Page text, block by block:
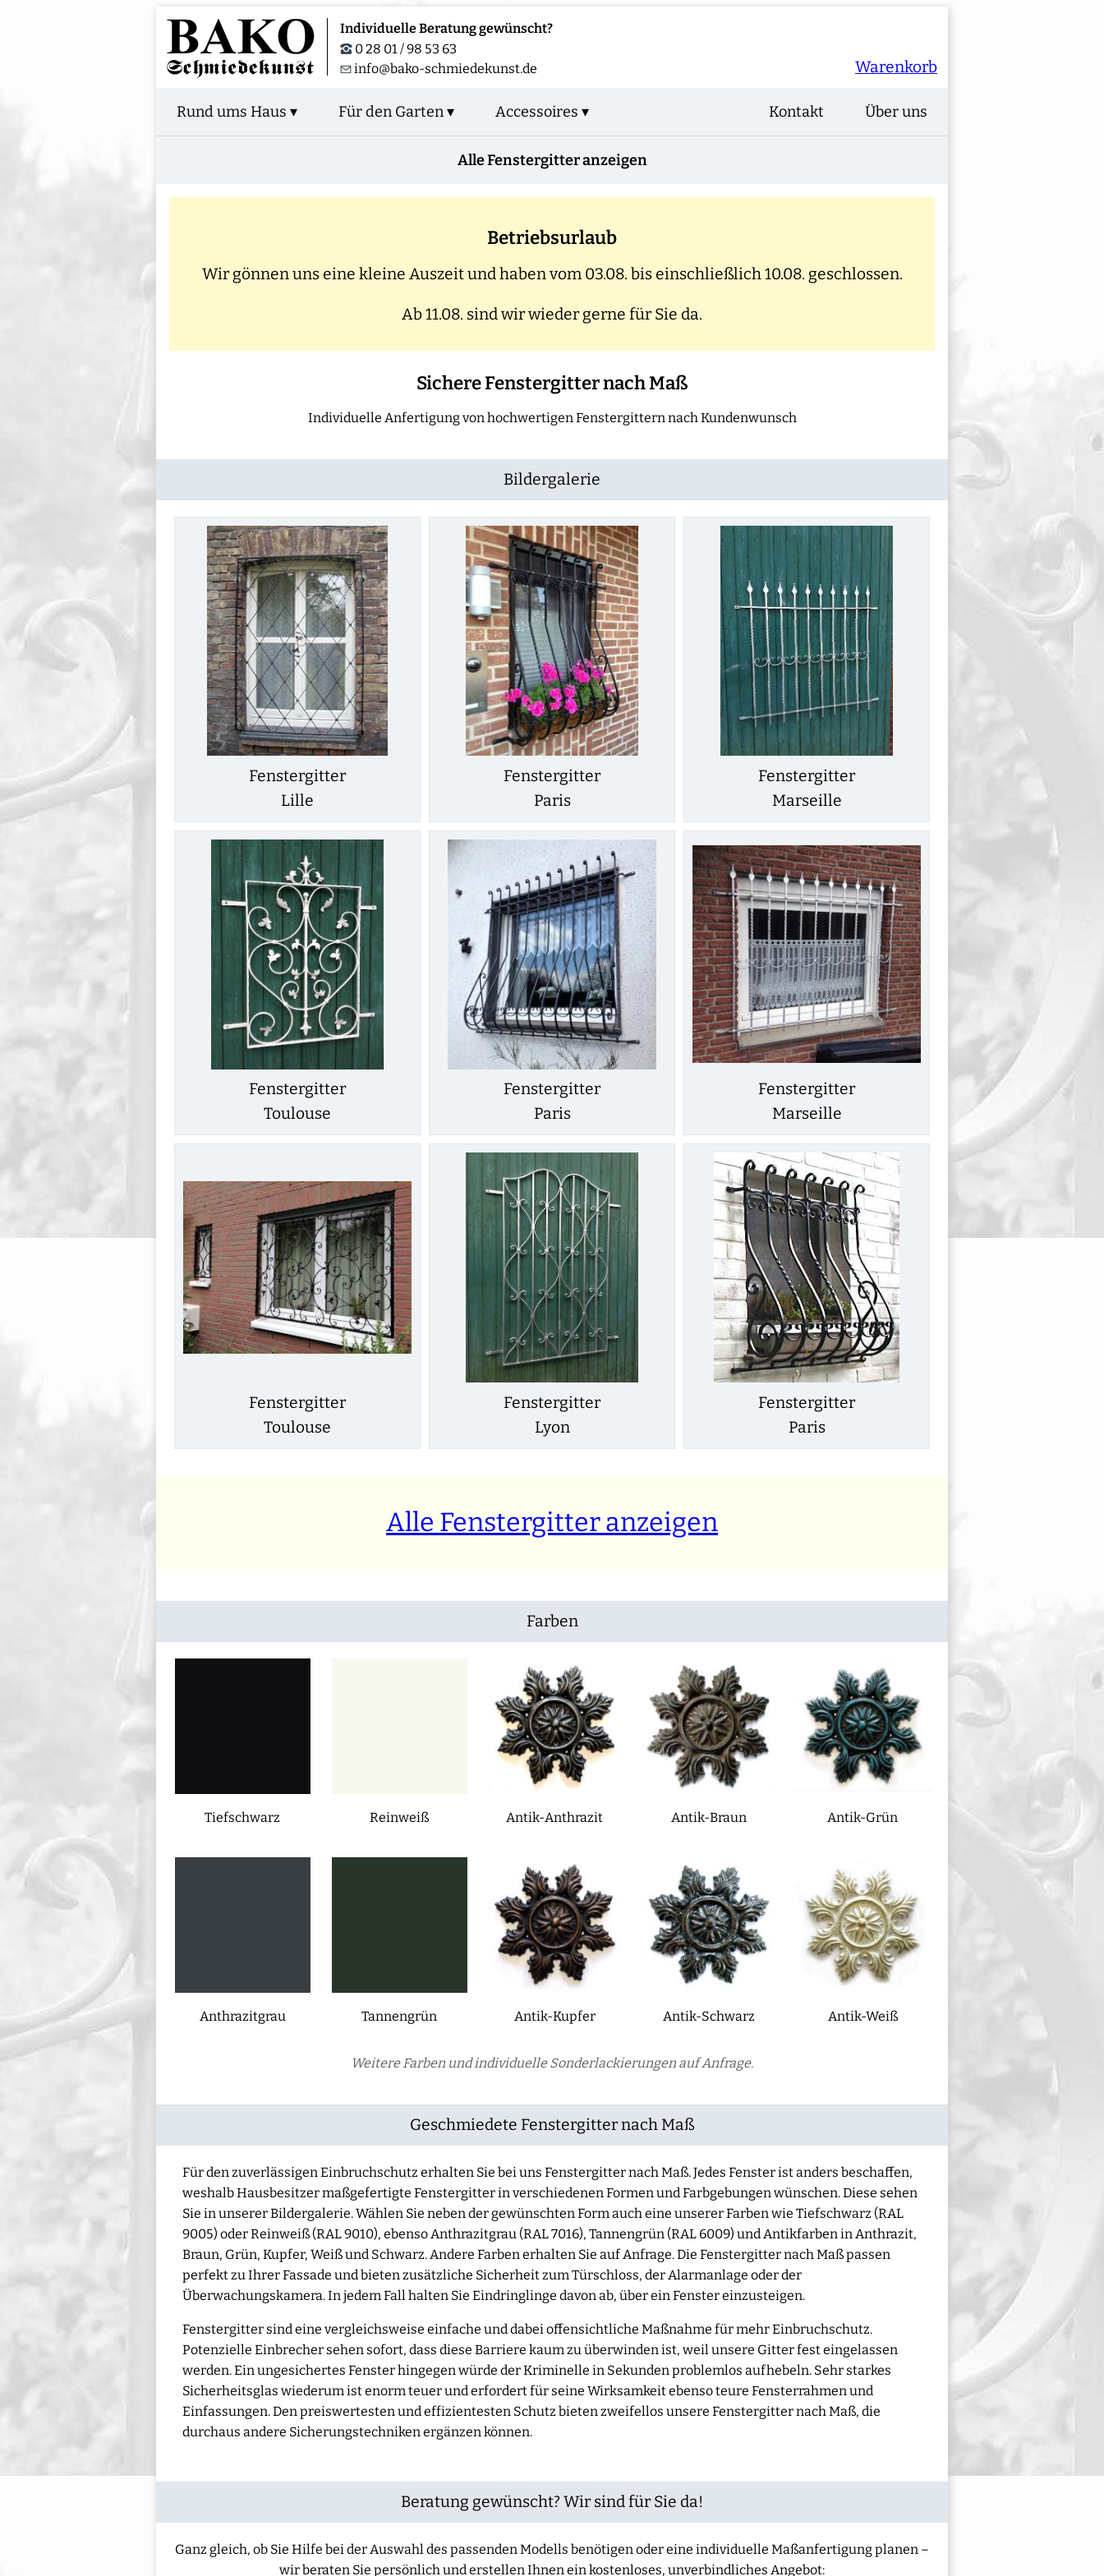
Individuelle Beratung gewünscht?
0 28 01 / 98 53 63
info@bako-schmiedekunst.de
Warenkorb
Rund ums Haus ▾ Für den Garten ▾ Accessoires ▾ Über uns
Kontakt
Alle Fenstergitter anzeigen
Betriebsurlaub
Wir gönnen uns eine kleine Auszeit und haben vom 03.08. bis einschließlich 10.08. geschlossen.
Ab 11.08. sind wir wieder gerne für Sie da.
Sichere Fenstergitter nach Maß
Individuelle Anfertigung von hochwertigen Fenstergittern nach Kundenwunsch
Bildergalerie
Fenstergitter
Lille
Fenstergitter
Paris
Fenstergitter
Marseille
Fenstergitter
Toulouse
Fenstergitter
Paris
Fenstergitter
Marseille
Fenstergitter
Toulouse
Fenstergitter
Lyon
Fenstergitter
Paris
Alle Fenstergitter anzeigen
Farben
Tiefschwarz Reinweiß
Anthrazitgrau Tannengrün
Antik-Anthrazit Antik-Braun Antik-Grün
Antik-Kupfer Antik-Schwarz Antik-Weiß
Weitere Farben und individuelle Sonderlackierungen auf Anfrage.
Geschmiedete Fenstergitter nach Maß
Für den zuverlässigen Einbruchschutz erhalten Sie bei uns Fenstergitter nach Maß. Jedes Fenster ist anders beschaffen,
weshalb Hausbesitzer maßgefertigte Fenstergitter in verschiedenen Formen und Farbgebungen wünschen. Diese sehen
Sie in unserer Bildergalerie. Wählen Sie neben der gewünschten Form auch eine unserer Farben wie Tiefschwarz (RAL
9005) oder Reinweiß (RAL 9010), ebenso Anthrazitgrau (RAL 7016), Tannengrün (RAL 6009) und Antikfarben in Anthrazit,
Braun, Grün, Kupfer, Weiß und Schwarz. Andere Farben erhalten Sie auf Anfrage. Die Fenstergitter nach Maß passen
perfekt zu Ihrer Fassade und bieten zusätzliche Sicherheit zum Türschloss, der Alarmanlage oder der
Überwachungskamera. In jedem Fall halten Sie Eindringlinge davon ab, über ein Fenster einzusteigen.
Fenstergitter sind eine vergleichsweise einfache und dabei offensichtliche Maßnahme für mehr Einbruchschutz.
Potenzielle Einbrecher sehen sofort, dass diese Barriere kaum zu überwinden ist, weil unsere Gitter fest eingelassen
werden. Ein ungesichertes Fenster hingegen würde der Kriminelle in Sekunden problemlos aufhebeln. Sehr starkes
Sicherheitsglas wiederum ist enorm teuer und erfordert für seine Wirksamkeit ebenso teure Fensterrahmen und
Einfassungen. Den preiswertesten und effizientesten Schutz bieten zweifellos unsere Fenstergitter nach Maß, die
durchaus andere Sicherungstechniken ergänzen können.
Beratung gewünscht? Wir sind für Sie da!
Ganz gleich, ob Sie Hilfe bei der Auswahl des passenden Modells benötigen oder eine individuelle Maßanfertigung planen –
wir beraten Sie persönlich und erstellen Ihnen ein kostenloses, unverbindliches Angebot: